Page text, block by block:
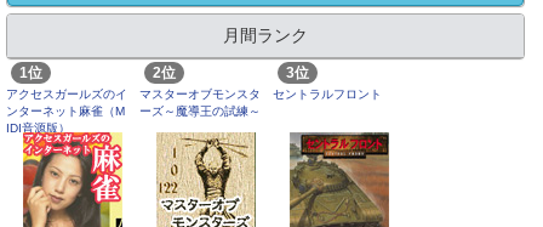
月間ランク
1位
アクセスガールズのイ
ンターネット麻雀（M
IDI音源版）
2位
マスターオブモンスタ
ーズ～魔導王の試練～
3位
セントラルフロント